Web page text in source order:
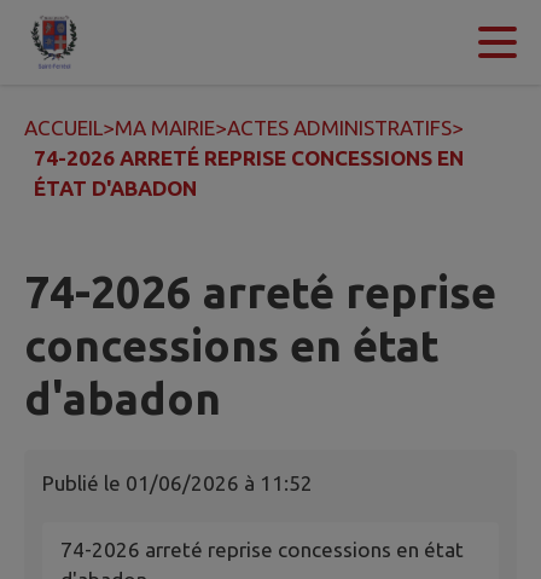
Contenu
ACCUEIL>MA MAIRIE>ACTES ADMINISTRATIFS>
74-2026 ARRETÉ REPRISE CONCESSIONS EN
ÉTAT D'ABADON
74-2026 arreté reprise
concessions en état
d'abadon
Publié le 01/06/2026 à 11:52
74-2026 arreté reprise concessions en état